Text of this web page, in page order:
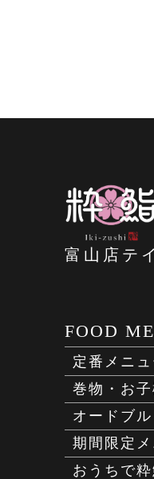
富山店テ
FOOD
定番メニュ
巻物・お子
オードブ
期間限定
おうちで